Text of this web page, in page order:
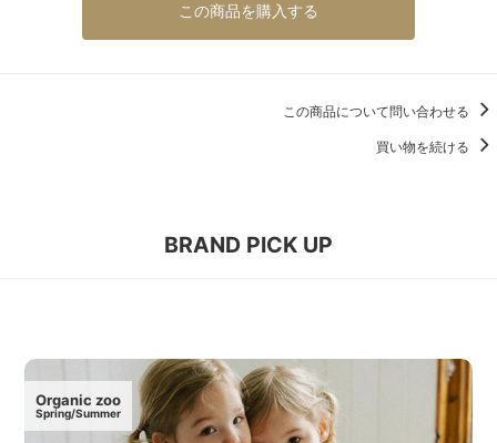
この商品を購入する
この商品について問い合わせる
買い物を続ける
BRAND PICK UP
Organic zoo
Spring/Summer